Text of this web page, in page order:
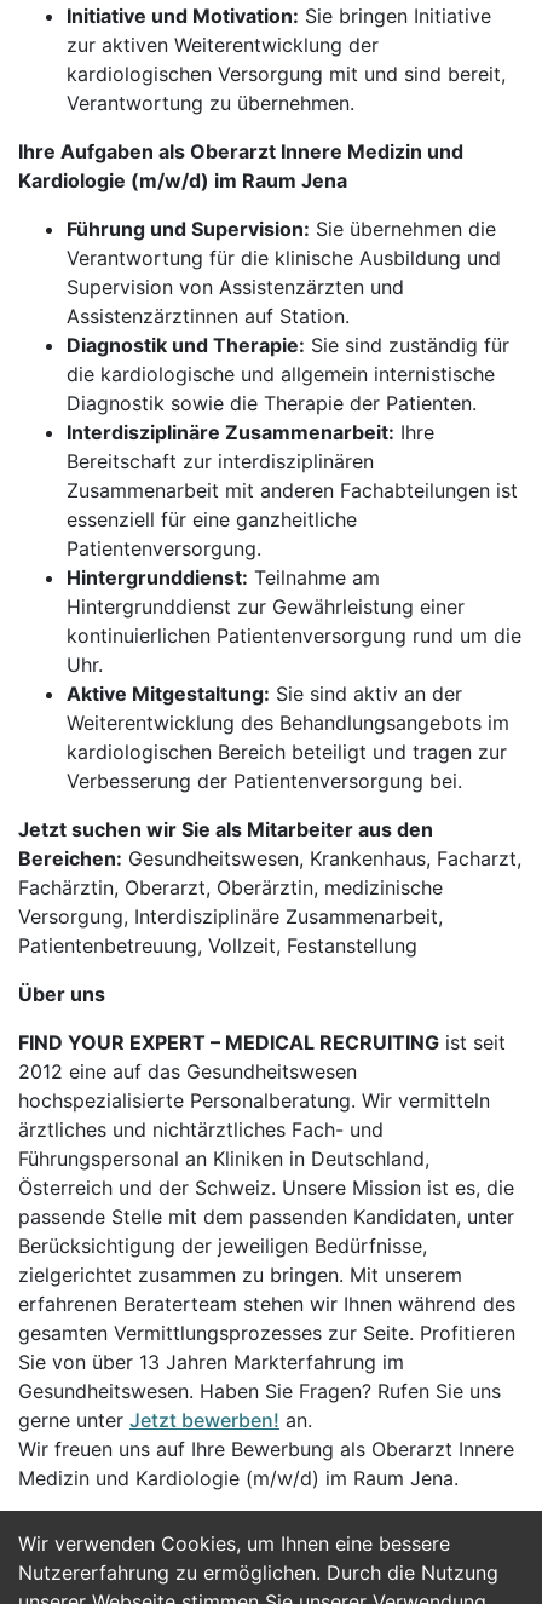
Wir verwenden Cookies, um Ihnen eine bessere
Nutzererfahrung zu ermöglichen. Durch die Nutzung
Initiative und Motivation: Sie bringen Initiative
zur aktiven Weiterentwicklung der
kardiologischen Versorgung mit und sind bereit,
Verantwortung zu übernehmen.
Ihre Aufgaben als Oberarzt Innere Medizin und
Kardiologie (m/w/d) im Raum Jena
Führung und Supervision: Sie übernehmen die
Verantwortung für die klinische Ausbildung und
Supervision von Assistenzärzten und
Assistenzärztinnen auf Station.
Diagnostik und Therapie: Sie sind zuständig für
die kardiologische und allgemein internistische
Diagnostik sowie die Therapie der Patienten.
Interdisziplinäre Zusammenarbeit: Ihre
Bereitschaft zur interdisziplinären
Zusammenarbeit mit anderen Fachabteilungen ist
essenziell für eine ganzheitliche
Patientenversorgung.
Hintergrunddienst: Teilnahme am
Hintergrunddienst zur Gewährleistung einer
kontinuierlichen Patientenversorgung rund um die
Uhr.
Aktive Mitgestaltung: Sie sind aktiv an der
Weiterentwicklung des Behandlungsangebots im
kardiologischen Bereich beteiligt und tragen zur
Verbesserung der Patientenversorgung bei.
Jetzt suchen wir Sie als Mitarbeiter aus den
Bereichen: Gesundheitswesen, Krankenhaus, Facharzt,
Fachärztin, Oberarzt, Oberärztin, medizinische
Versorgung, Interdisziplinäre Zusammenarbeit,
Patientenbetreuung, Vollzeit, Festanstellung
Über uns
FIND YOUR EXPERT – MEDICAL RECRUITING ist seit
2012 eine auf das Gesundheitswesen
hochspezialisierte Personalberatung. Wir vermitteln
ärztliches und nichtärztliches Fach- und
Führungspersonal an Kliniken in Deutschland,
Österreich und der Schweiz. Unsere Mission ist es, die
passende Stelle mit dem passenden Kandidaten, unter
Berücksichtigung der jeweiligen Bedürfnisse,
zielgerichtet zusammen zu bringen. Mit unserem
erfahrenen Beraterteam stehen wir Ihnen während des
gesamten Vermittlungsprozesses zur Seite. Profitieren
Sie von über 13 Jahren Markterfahrung im
Gesundheitswesen. Haben Sie Fragen? Rufen Sie uns
gerne unter Jetzt bewerben! an.
Wir freuen uns auf Ihre Bewerbung als Oberarzt Innere
Medizin und Kardiologie (m/w/d) im Raum Jena.
Jetzt Bewerben